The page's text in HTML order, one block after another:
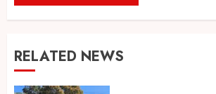
RELATED NEWS